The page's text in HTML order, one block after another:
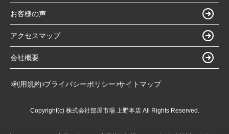
お客様の声
アクセスマップ
会社概要
利用規約 プライバシーポリシー サイトマップ
Copyright(c) 株式会社部屋市場 上野本店 All Rights Reserved.